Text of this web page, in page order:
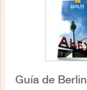
Guía de Berlin